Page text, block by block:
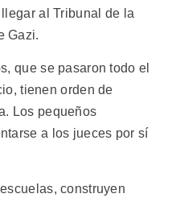
al Tribunal de la
Gazi.
que se pasaron todo el
tienen orden de
Los pequeños
a los jueces por sí
construyen